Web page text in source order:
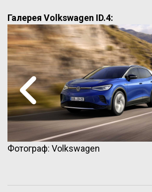
Галерея Volkswagen ID.4:
Фотограф: Volkswagen